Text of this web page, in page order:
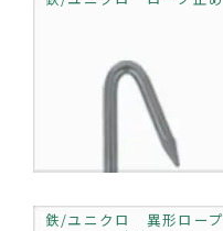
鉄/ユニクロ 異形ロープ